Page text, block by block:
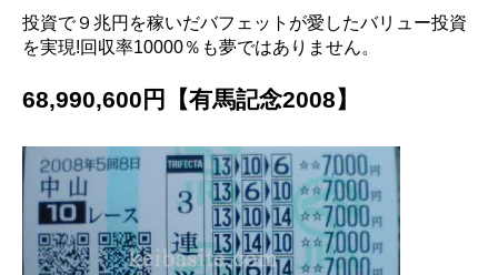
投資で９兆円を稼いだバフェットが愛したバリュー投資
を実現!回収率10000％も夢ではありません。
68,990,600円【有馬記念2008】